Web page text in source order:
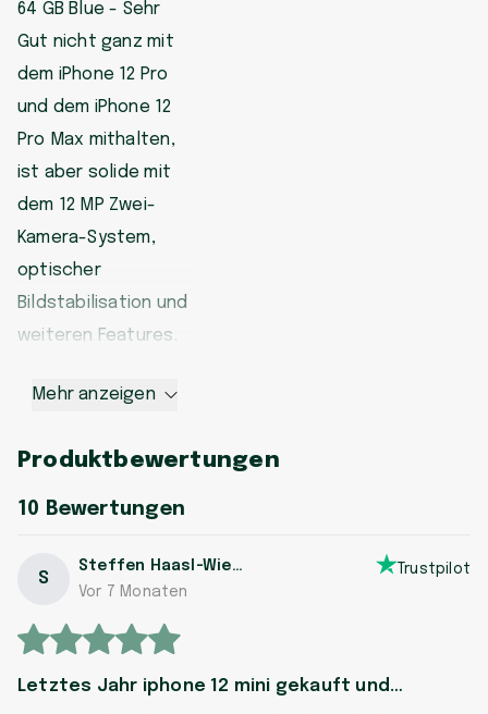
64 GB Blue - Sehr
Gut nicht ganz mit
dem iPhone 12 Pro
und dem iPhone 12
Pro Max mithalten,
ist aber solide mit
dem 12 MP Zwei-
Kamera-System,
optischer
Bildstabilisation und
weiteren Features.
Mehr anzeigen
Produktbewertungen
10 Bewertungen
S
Steffen Haasl-Wiedermann
Vor 7 Monaten
Trustpilot
Letztes Jahr iphone 12 mini gekauft und…